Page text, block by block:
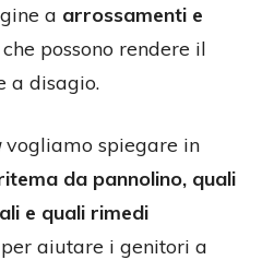
a arrossamenti e
che possono rendere il
a disagio.
vogliamo spiegare in
da pannolino, quali
e quali rimedi
aiutare i genitori a